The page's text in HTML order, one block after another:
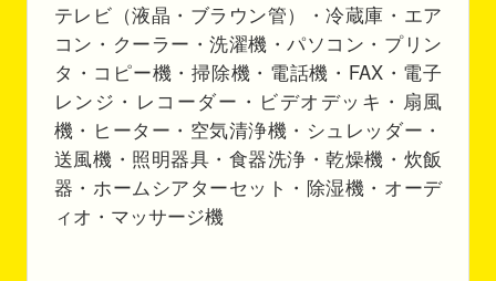
テレビ（液晶・ブラウン管）・冷蔵庫・エア
コン・クーラー・洗濯機・パソコン・プリン
タ・コピー機・掃除機・電話機・FAX・電子
レンジ・レコーダー・ビデオデッキ・扇風
機・ヒーター・空気清浄機・シュレッダー・
送風機・照明器具・食器洗浄・乾燥機・炊飯
器・ホームシアターセット・除湿機・オーデ
ィオ・マッサージ機